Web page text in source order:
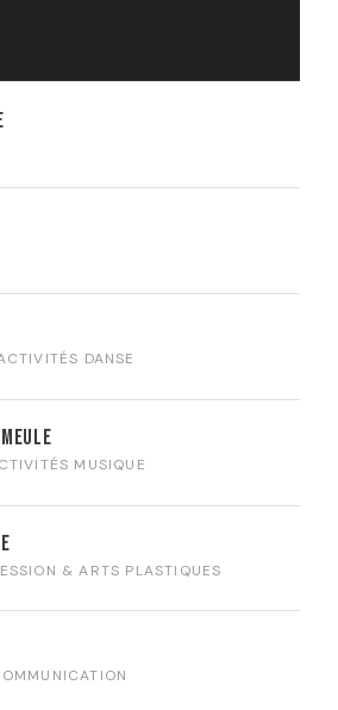
DANSE
MUSIQUE
& ARTS PLASTIQUES